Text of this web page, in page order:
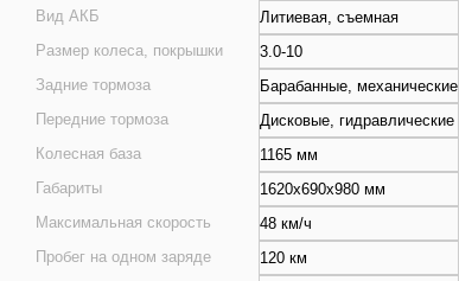
Вид АКБ
Литиевая, съемная
Размер колеса, покрышки
3.0-10
Задние тормоза
Барабанные, механические
Передние тормоза
Дисковые, гидравлические
Колесная база
1165 мм
Габариты
1620x690x980 мм
Максимальная скорость
48 км/ч
Пробег на одном заряде
120 км